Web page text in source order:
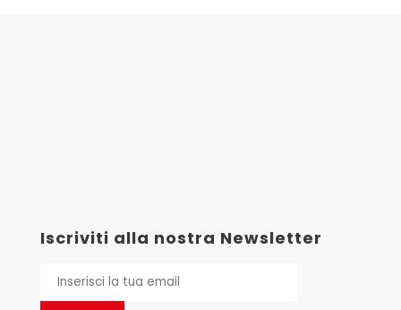
Iscriviti alla nostra Newsletter